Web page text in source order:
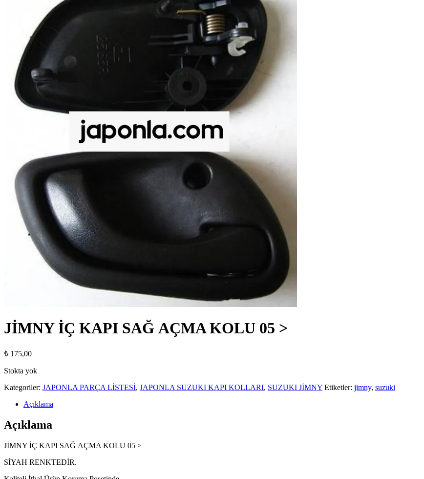
JİMNY İÇ KAPI SAĞ AÇMA KOLU 05 >
₺ 175,00
Stokta yok
Kategoriler: JAPONLA PARÇA LİSTESİ, JAPONLA SUZUKI KAPI KOLLARI, SUZUKI JİMNY Etiketler: jimny, suzuki
Açıklama
Açıklama
JİMNY İÇ KAPI SAĞ AÇMA KOLU 05 >
SİYAH RENKTEDİR.